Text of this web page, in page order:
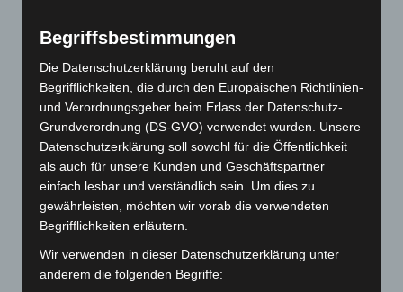
Begriffsbestimmungen
Die Datenschutzerklärung beruht auf den
Begrifflichkeiten, die durch den Europäischen Richtlinien-
und Verordnungsgeber beim Erlass der Datenschutz-
Grundverordnung (DS-GVO) verwendet wurden. Unsere
Datenschutzerklärung soll sowohl für die Öffentlichkeit
als auch für unsere Kunden und Geschäftspartner
einfach lesbar und verständlich sein. Um dies zu
gewährleisten, möchten wir vorab die verwendeten
Begrifflichkeiten erläutern.
Wir verwenden in dieser Datenschutzerklärung unter
anderem die folgenden Begriffe: